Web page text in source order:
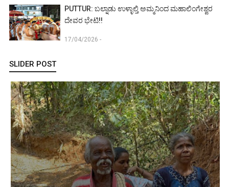
PUTTUR: ಬಲ್ನಾಡು ಉಳ್ಳಾಲ್ತಿ ಅಮ್ಮನಿಂದ ಮಹಾಲಿಂಗೇಶ್ವರ
ದೇವರ ಭೇಟಿ!!
17/04/2026 -
SLIDER POST